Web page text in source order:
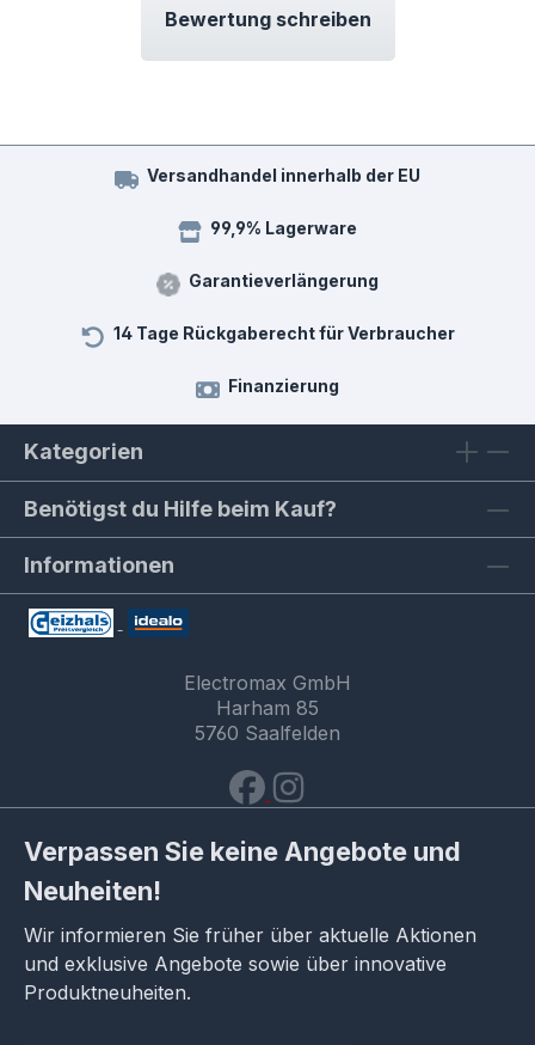
Bewertung schreiben
Versandhandel innerhalb der EU
99,9% Lagerware
Garantieverlängerung
14 Tage Rückgaberecht für Verbraucher
Finanzierung
Kategorien
Benötigst du Hilfe beim Kauf?
Informationen
Electromax GmbH
Harham 85
5760 Saalfelden
Verpassen Sie keine Angebote und
Neuheiten!
Wir informieren Sie früher über aktuelle Aktionen
und exklusive Angebote sowie über innovative
Produktneuheiten.